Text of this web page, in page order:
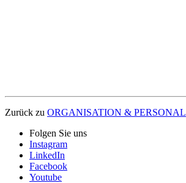
Zurück zu ORGANISATION & PERSONAL
Folgen Sie uns
Instagram
LinkedIn
Facebook
Youtube